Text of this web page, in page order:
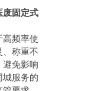
废固定式
频率使
称重不
免影响
服务的